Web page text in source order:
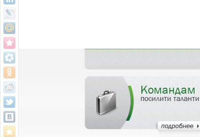
Командам
посилити таланти